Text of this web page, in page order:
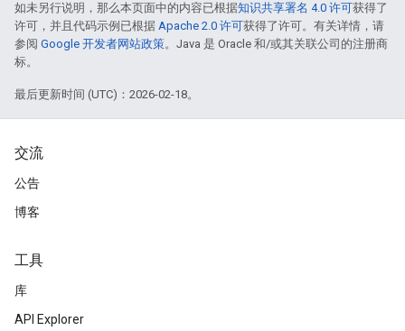
如未另行说明，那么本页面中的内容已根据知识共享署名 4.0 许可获得了
许可，并且代码示例已根据 Apache 2.0 许可获得了许可。有关详情，请
参阅 Google 开发者网站政策。Java 是 Oracle 和/或其关联公司的注册商
标。
最后更新时间 (UTC)：2026-02-18。
交流
公告
博客
工具
库
API Explorer